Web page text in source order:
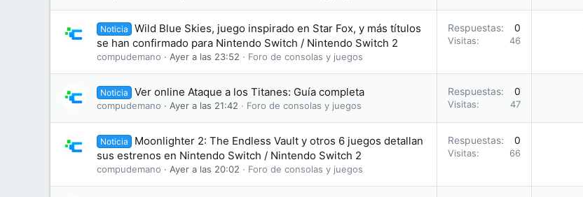
Noticia
Wild Blue Skies, juego inspirado en Star Fox, y más títulos
se han confirmado para Nintendo Switch / Nintendo Switch 2
compudemano Ayer a las 23:52 Foro de consolas y juegos
Respuestas 0
Visitas 46
Noticia Ver online Ataque a los Titanes: Guía completa
compudemano Ayer a las 21:42 Foro de consolas y juegos
Respuestas 0
Visitas 47
Noticia
Moonlighter 2: The Endless Vault y otros 6 juegos detallan
sus estrenos en Nintendo Switch / Nintendo Switch 2
compudemano Ayer a las 20:02 Foro de consolas y juegos
Respuestas 0
Visitas 66